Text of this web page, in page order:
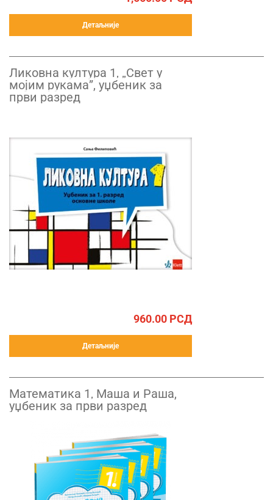
Детаљније
Ликовна култура 1, „Свет у
мојим рукама”, уџбеник за
први разред
960.00 РСД
Детаљније
Математика 1, Маша и Рашa,
уџбеник за први разред